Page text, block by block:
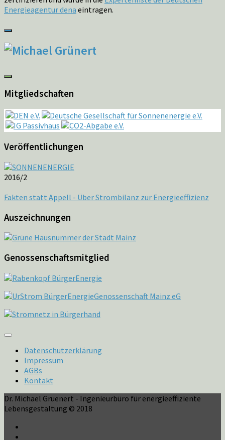
Energieagentur dena eintragen.
Mitgliedschaften
Veröffentlichungen
2016/2
Fakten statt Appell - Über Strombilanz zur Energieeffizienz
Auszeichnungen
Genossenschaftsmitglied
Datenschutzerklärung
Impressum
AGBs
Kontakt
Dr. Michael Gruenert - Ingenieurbüro für energieeffiziente
Lebensgestaltung © 2018